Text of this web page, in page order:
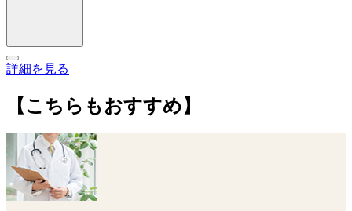
詳細を見る
【こちらもおすすめ】